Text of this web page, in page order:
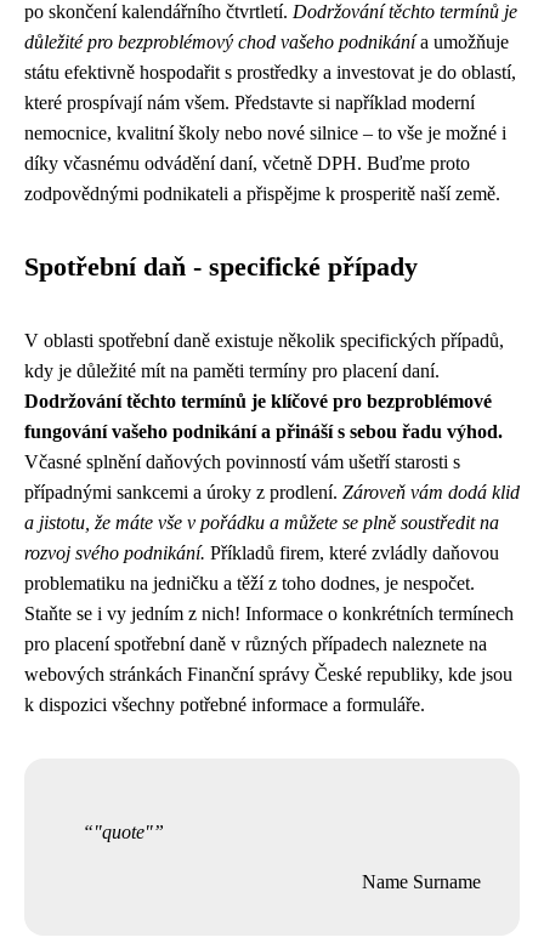
po skončení kalendářního čtvrtletí. Dodržování těchto termínů je
důležité pro bezproblémový chod vašeho podnikánía umožňuje
státu efektivně hospodařit s prostředky a investovat je do oblastí,
které prospívají nám všem. Představte si například moderní
nemocnice, kvalitní školy nebo nové silnice – to vše je možné i
díky včasnému odvádění daní, včetně DPH. Buďme proto
zodpovědnými podnikateli a přispějme k prosperitě naší země.
Spotřební daň - specifické případy
V oblasti spotřební daně existuje několik specifických případů,
kdy je důležité mít na paměti termíny pro placení daní.
Dodržování těchto termínů je klíčové pro bezproblémové
fungování vašeho podnikání a přináší s sebou řadu výhod.
Včasné splnění daňových povinností vám ušetří starosti s
případnými sankcemi a úroky z prodlení. Zároveň vám dodá klid
a jistotu, že máte vše v pořádku a můžete se plně soustředit na
rozvoj svého podnikání. Příkladů firem, které zvládly daňovou
problematiku na jedničku a těží z toho dodnes, je nespočet.
Staňte se i vy jedním z nich! Informace o konkrétních termínech
pro placení spotřební daně v různých případech naleznete na
webových stránkách Finanční správy České republiky, kde jsou
k dispozici všechny potřebné informace a formuláře.
"quote"
Name Surname